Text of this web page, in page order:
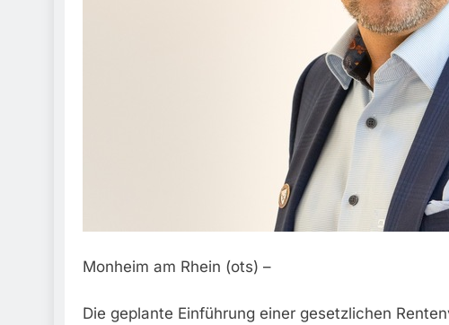
Monheim am Rhein (ots) –
Die geplante Einführung einer gesetzlichen